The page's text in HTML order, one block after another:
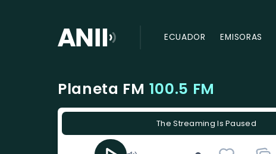
ECUADOR EMISORAS
Planeta FM 100.5 FM
The Streaming Is Paused